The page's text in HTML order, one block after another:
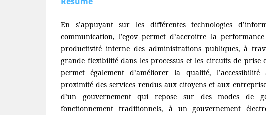
En s’appuyant sur les différentes technologies
communication, l’egov permet d’accroitre la
productivité interne des administrations publiques, à
grande flexibilité dans les processus et les circuits de prise
permet également d’améliorer la qualité,
proximité des services rendus aux citoyens et aux
d’un gouvernement qui repose sur des modes de
fonctionnement traditionnels, à un gouvernement